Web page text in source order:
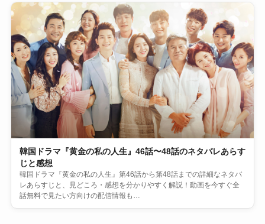
韓国ドラマ『黄金の私の人生』46話〜48話のネタバレあらす
じと感想
韓国ドラマ『黄金の私の人生』第46話から第48話までの詳細なネタバ
レあらすじと、見どころ・感想を分かりやすく解説！動画を今すぐ全
話無料で見たい方向けの配信情報も…